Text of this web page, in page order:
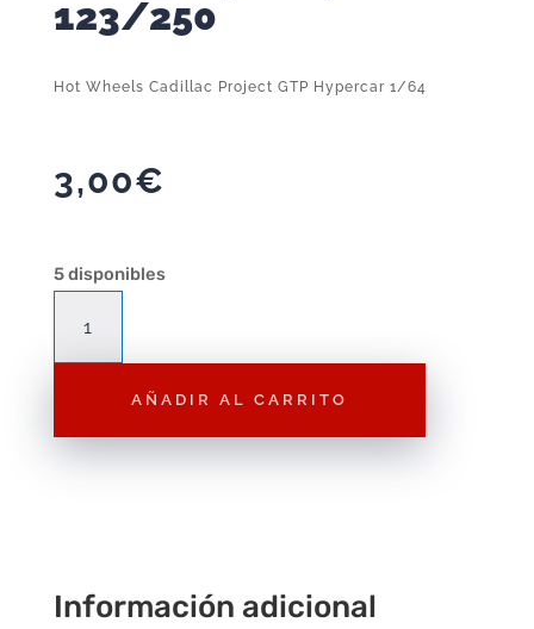
123/250
Hot Wheels Cadillac Project GTP Hypercar 1/64
3,00€
5 disponibles
Wheels
Cadillac
123/250
AÑADIR AL CARRITO
Información adicional